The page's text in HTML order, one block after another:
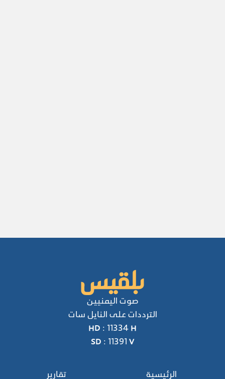
صوت اليمنيين
الترددات على النايل سات
HD : 11334 H
SD : 11391 V
الرئيسية تقارير